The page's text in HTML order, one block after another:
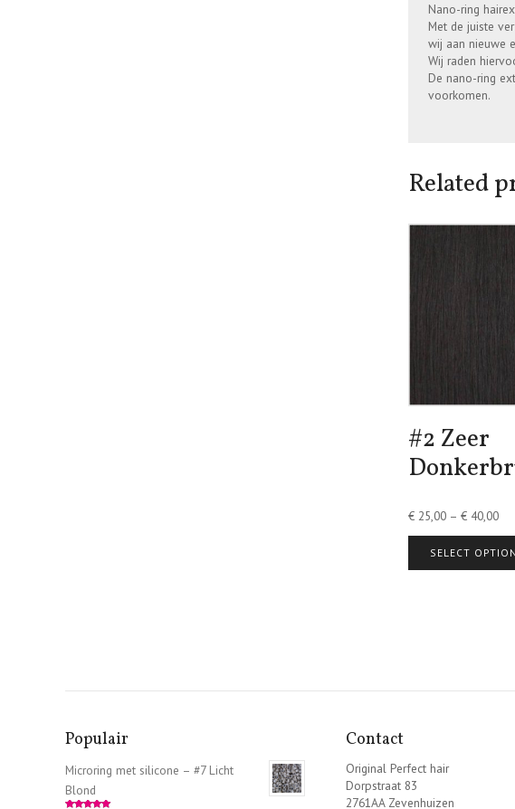
Nano-ring
Met de juiste
wij aan nieuwe
Wij raden
De nano-ring
voorkomen.
Related
#2 Zeer
€ 25,00 –€ 40,00
SELECT
Populair
Microring met silicone – #7 Licht
Blond
Contact
Original Perfect hair
Dorpstraat 83
2761AA Zevenhuizen